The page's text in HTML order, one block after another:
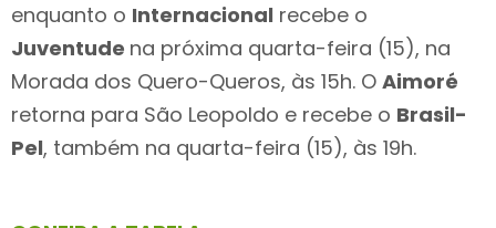
enquanto o Internacional recebe o
Juventude na próxima quarta-feira (15), na
Morada dos Quero-Queros, às 15h. O Aimoré
retorna para São Leopoldo e recebe o Brasil-
Pel, também na quarta-feira (15), às 19h.